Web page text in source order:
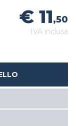
€ 11,50
IVA inclusa